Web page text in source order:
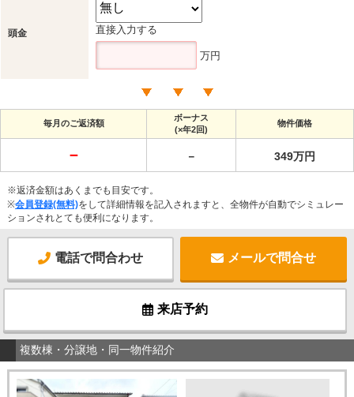
頭金 直接入力する
万円
毎月のご返済額
ボーナス
(×年2回)
物件価格
－ － 349万円
※返済金額はあくまでも目安です。
※会員登録(無料)をして詳細情報を記入されますと、全物件が自動でシミュレー
ションされとても便利になります。
電話で問合わせ メールで問合せ
来店予約
複数棟・分譲地・同一物件紹介